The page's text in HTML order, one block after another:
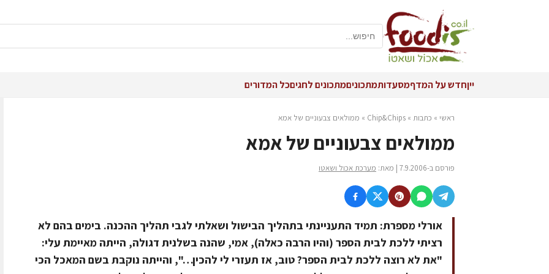
ייןחדש על המדףמסעדותמתכוניםמתכונים לחגיםכל המדורים
ראשי » כתבות »
Chip&Chips
» ממולאים צבעוניים של אמא
ממולאים צבעוניים של אמא
פורסם ב-7.9.2006 | מאת: מערכת אכול ושאטו
אורלי מספרת: תמיד התעניינתי בתהליך הבישול ושאלתי לגבי תהליך ההכנה. בימים בהם לא
רציתי ללכת לבית הספר (והיו הרבה כאלה), אמי, שהנה בשלנית דגולה, הייתה מאיימת עלי:
"את לא רוצה ללכת לבית הספר? טוב, אז תעזרי לי להכין…", והייתה נוקבת בשם המאכל הכי